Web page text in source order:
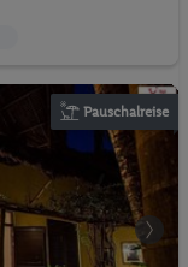
Pauschalreise